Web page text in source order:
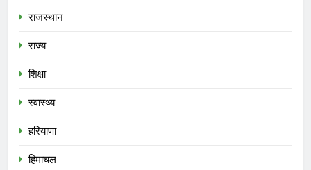
राजस्थान
राज्य
शिक्षा
स्वास्थ्य
हरियाणा
हिमाचल